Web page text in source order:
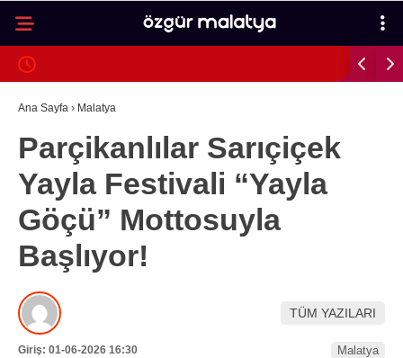
28°
GALERİ
MALATYA
İLÇELER
ASAYIŞ
SPOR
GÜNDEM
POLITIKA
Ana Sayfa › Malatya
Parçikanlılar Sarıçiçek
Yayla Festivali “Yayla
Göçü” Mottosuyla
Başlıyor!
TÜM YAZILARI
Giriş: 01-06-2026 16:30 Malatya